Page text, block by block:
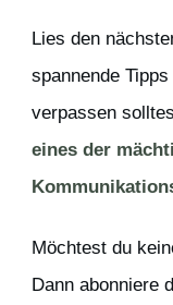
Lies den
spannende
verpassen
eines der
Möchtest du
Dann abonniere